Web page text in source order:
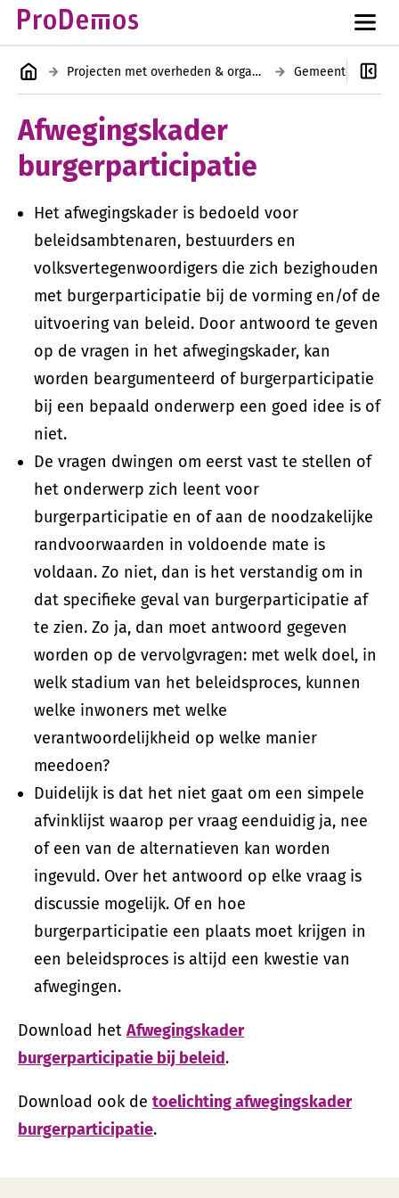
Projecten met overheden & organisaties Gemeenten
Afwegingskader
burgerparticipatie
Het afwegingskader is bedoeld voor
beleidsambtenaren, bestuurders en
volksvertegenwoordigers die zich bezighouden
met burgerparticipatie bij de vorming en/of de
uitvoering van beleid. Door antwoord te geven
op de vragen in het afwegingskader, kan
worden beargumenteerd of burgerparticipatie
bij een bepaald onderwerp een goed idee is of
niet.
De vragen dwingen om eerst vast te stellen of
het onderwerp zich leent voor
burgerparticipatie en of aan de noodzakelijke
randvoorwaarden in voldoende mate is
voldaan. Zo niet, dan is het verstandig om in
dat specifieke geval van burgerparticipatie af
te zien. Zo ja, dan moet antwoord gegeven
worden op de vervolgvragen: met welk doel, in
welk stadium van het beleidsproces, kunnen
welke inwoners met welke
verantwoordelijkheid op welke manier
meedoen?
Duidelijk is dat het niet gaat om een simpele
afvinklijst waarop per vraag eenduidig ja, nee
of een van de alternatieven kan worden
ingevuld. Over het antwoord op elke vraag is
discussie mogelijk. Of en hoe
burgerparticipatie een plaats moet krijgen in
een beleidsproces is altijd een kwestie van
afwegingen.
Download het Afwegingskader
burgerparticipatie bij beleid.
Download ook de toelichting afwegingskader
burgerparticipatie.